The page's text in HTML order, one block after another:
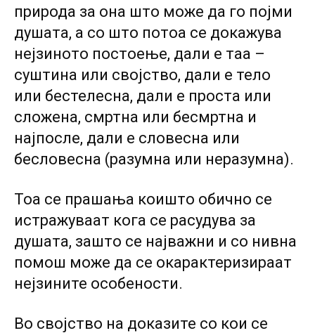
природа за она што може да го појми
душата, а со што потоа се докажува
нејзиното постоење, дали е таа –
суштина или својство, дали е тело
или бестелесна, дали е проста или
сложена, смртна или бесмртна и
најпосле, дали е словесна или
бесловесна (разумна или неразумна).
Тоа се прашања коишто обично се
истражуваат кога се расудува за
душата, зашто се најважни и со нивна
помош може да се окарактеризираат
нејзините особености.
Во својство на доказите со кои се